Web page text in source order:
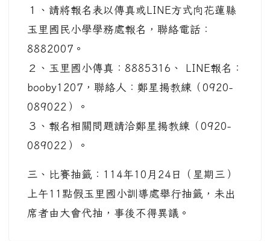
１、請將報名表以傳真或LINE方式向花蓮縣
玉里國民小學學務處報名，聯絡電話：
8882007。
２、玉里國小傳真：8885316、 LINE報名：
booby1207，聯絡人：鄭星揚教練（0920-
089022）。
３、報名相關問題請洽鄭星揚教練（0920-
089022）。
三、比賽抽籤：114年10月24日（星期三）
上午11點假玉里國小訓導處舉行抽籤，未出
席者由大會代抽，事後不得異議。